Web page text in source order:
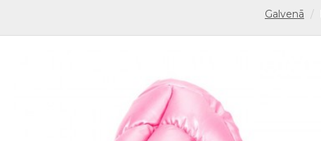
Galvenā